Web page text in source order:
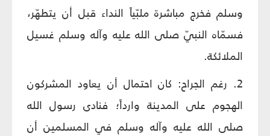
وسلم فخرج مباشرة ملبّياً النداء قبل أن يتطهّر،
فسمّاه النبيّ صلى الله عليه وآله وسلم غسيل
الملائكة.
2. رغم الجراح: كان احتمال أن يعاود المشركون
الهجوم على المدينة وارداً؛ فنادى رسول الله
صلى الله عليه وآله وسلم في المسلمين أن